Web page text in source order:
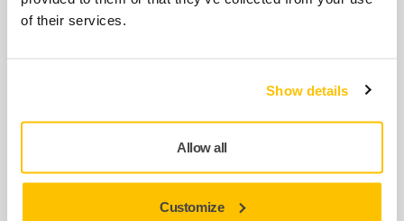
of their services.
Show details
Allow all
Customize
İlgili ürünler
BCA 108 max 12V BATARYA SARJ
ADAPTÖRÜ.
Max 12V Li-ion batarya için şarj cihazı. Güç
kablosu dahil değildir. Şarj süresi 2,5Ah